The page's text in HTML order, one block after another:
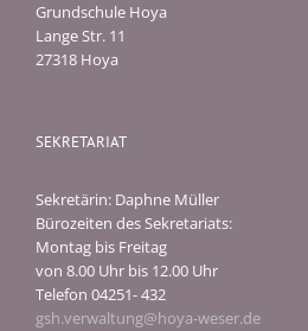
Grundschule Hoya
Lange Str. 11
27318 Hoya
SEKRETARIAT
Sekretärin: Daphne Müller
Bürozeiten des Sekretariats:
Montag bis Freitag
von 8.00 Uhr bis 12.00 Uhr
Telefon 04251- 432
gsh.verwaltung@hoya-weser.de